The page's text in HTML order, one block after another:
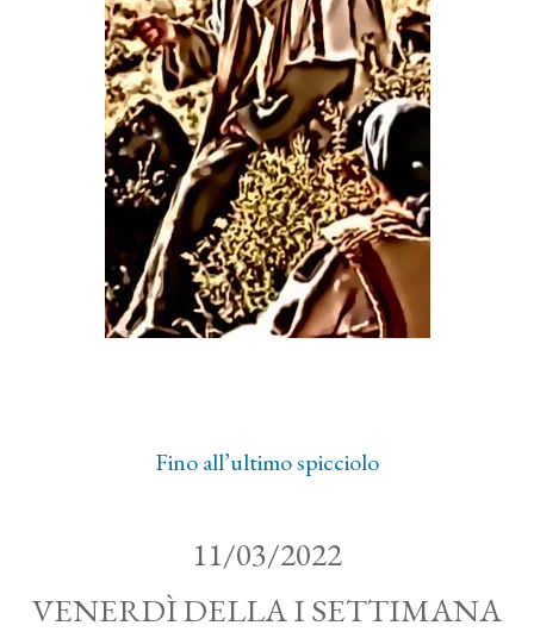
Fino all’ultimo spicciolo
11/03/2022
VENERDÌ DELLA I SETTIMANA